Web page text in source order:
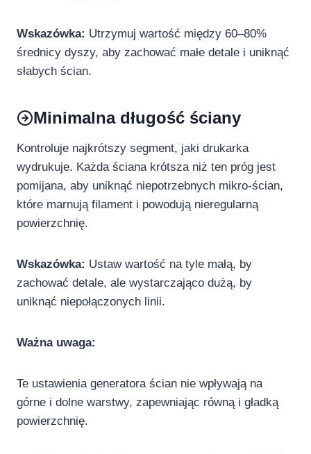
Wskazówka: Utrzymuj wartość między 60–80%
średnicy dyszy, aby zachować małe detale i uniknąć
słabych ścian.
Minimalna długość ściany
Kontroluje najkrótszy segment, jaki drukarka
wydrukuje. Każda ściana krótsza niż ten próg jest
pomijana, aby uniknąć niepotrzebnych mikro-ścian,
które marnują filament i powodują nieregularną
powierzchnię.
Wskazówka: Ustaw wartość na tyle małą, by
zachować detale, ale wystarczająco dużą, by
uniknąć niepołączonych linii.
Ważna uwaga:
Te ustawienia generatora ścian nie wpływają na
górne i dolne warstwy, zapewniając równą i gładką
powierzchnię.